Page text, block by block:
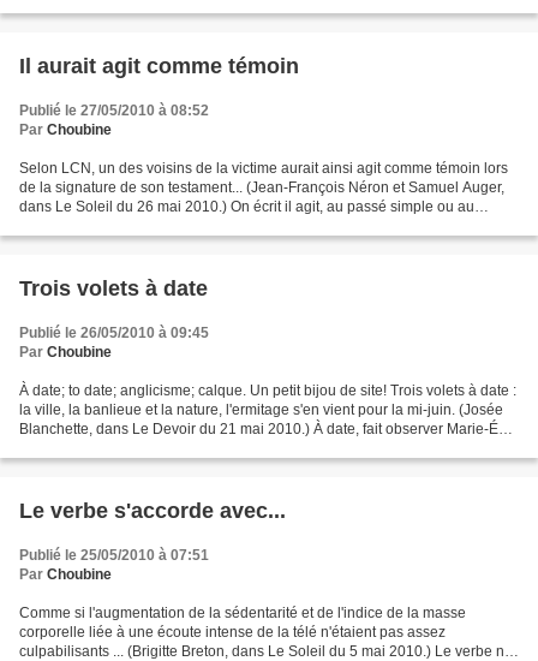
Il aurait agit comme témoin
Publié le 27/05/2010 à 08:52
Par Choubine
Selon LCN, un des voisins de la victime aurait ainsi agit comme témoin lors
de la signature de son testament... (Jean-François Néron et Samuel Auger,
dans Le Soleil du 26 mai 2010.) On écrit il agit, au passé simple ou au
Trois volets à date
Publié le 26/05/2010 à 09:45
Par Choubine
À date; to date; anglicisme; calque. Un petit bijou de site! Trois volets à date :
la ville, la banlieue et la nature, l'ermitage s'en vient pour la mi-juin. (Josée
Blanchette, dans Le Devoir du 21 mai 2010.) À date, fait observer Marie-Éva
Le verbe s'accorde avec...
Publié le 25/05/2010 à 07:51
Par Choubine
Comme si l'augmentation de la sédentarité et de l'indice de la masse
corporelle liée à une écoute intense de la télé n'étaient pas assez
culpabilisants ... (Brigitte Breton, dans Le Soleil du 5 mai 2010.) Le verbe ne